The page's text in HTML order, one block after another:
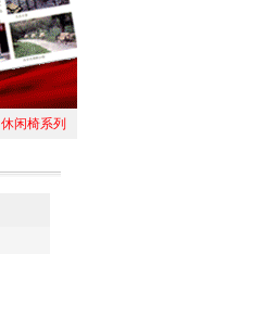
休闲椅系列